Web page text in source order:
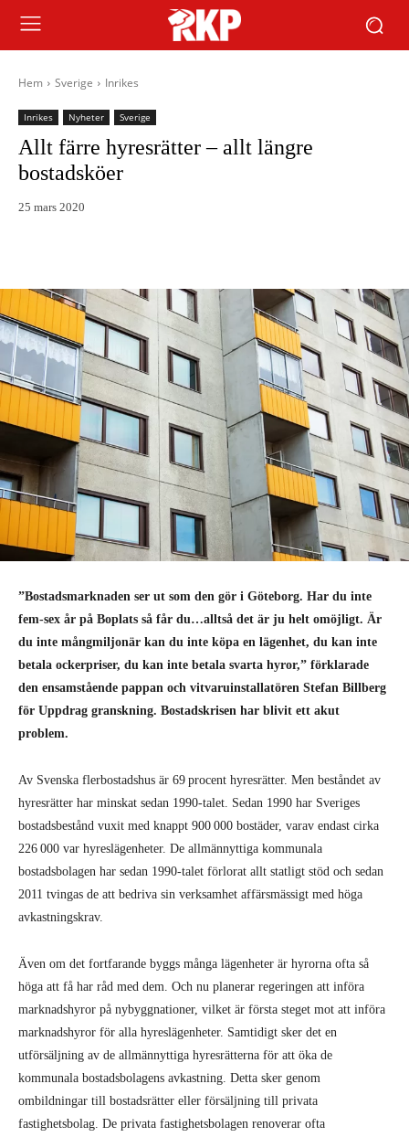
Hem Sverige Inrikes
Inrikes Nyheter Sverige
Allt färre hyresrätter – allt längre
bostadsköer
25 mars 2020
”Bostadsmarknaden ser ut som den gör i Göteborg. Har du inte
fem-sex år på Boplats så får du…alltså det är ju helt omöjligt. Är
du inte mångmiljonär kan du inte köpa en lägenhet, du kan inte
betala ockerpriser, du kan inte betala svarta hyror,” förklarade
den ensamstående pappan och vitvaruinstallatören Stefan Billberg
för Uppdrag granskning. Bostadskrisen har blivit ett akut
problem.
Av Svenska flerbostadshus är 69 procent hyresrätter. Men beståndet av
hyresrätter har minskat sedan 1990-talet. Sedan 1990 har Sveriges
bostadsbestånd vuxit med knappt 900 000 bostäder, varav endast cirka
226 000 var hyreslägenheter. De allmännyttiga kommunala
bostadsbolagen har sedan 1990-talet förlorat allt statligt stöd och sedan
2011 tvingas de att bedriva sin verksamhet affärsmässigt med höga
avkastningskrav.
Även om det fortfarande byggs många lägenheter är hyrorna ofta så
höga att få har råd med dem. Och nu planerar regeringen att införa
marknadshyror på nybyggnationer, vilket är första steget mot att införa
marknadshyror för alla hyreslägenheter. Samtidigt sker det en
utförsäljning av de allmännyttiga hyresrätterna för att öka de
kommunala bostadsbolagens avkastning. Detta sker genom
ombildningar till bostadsrätter eller försäljning till privata
fastighetsbolag. De privata fastighetsbolagen renoverar ofta